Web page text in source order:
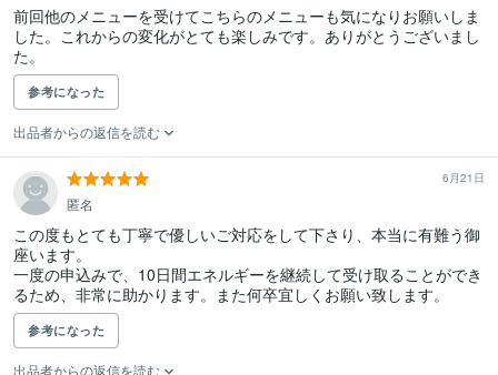
前回他のメニューを受けてこちらのメニューも気になりお願いしま
した。これからの変化がとても楽しみです。ありがとうございまし
た。
参考になった
出品者からの返信を読む
6月21日
匿名
この度もとても丁寧で優しいご対応をして下さり、本当に有難う御
座います。
一度の申込みで、10日間エネルギーを継続して受け取ることができ
るため、非常に助かります。また何卒宜しくお願い致します。
参考になった
出品者からの返信を読む